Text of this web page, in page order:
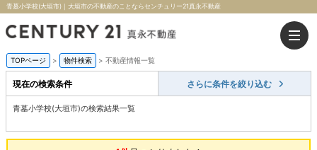
青墓小学校(大垣市)｜大垣市の不動産のことならセンチュリー21真永不動産
TOPページ > 物件検索 > 不動産情報一覧
現在の検索条件 さらに条件を絞り込む
青墓小学校(大垣市)の検索結果一覧